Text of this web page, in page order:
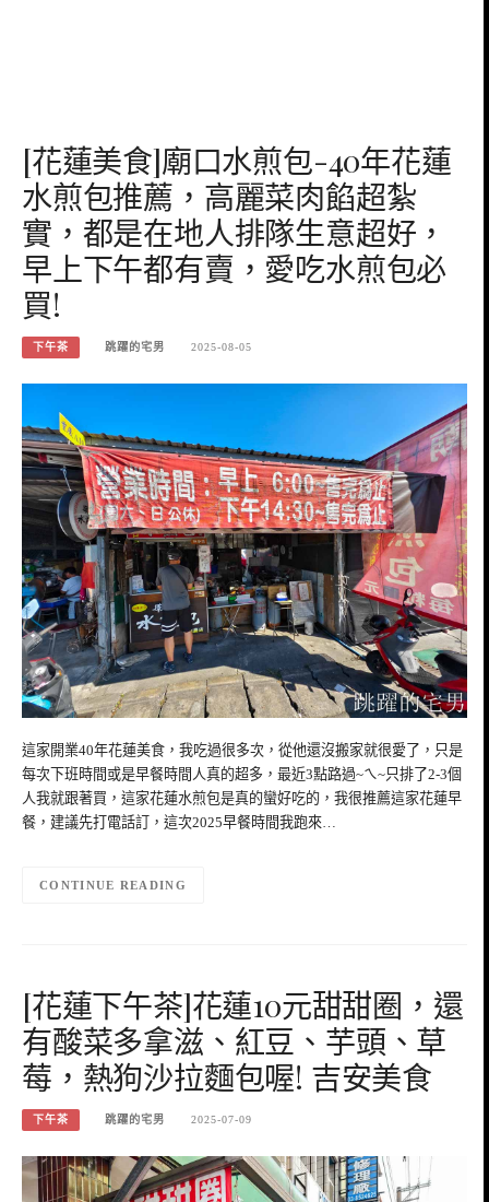
[花蓮美食]廟口水煎包-40年花蓮
水煎包推薦，高麗菜肉餡超紮
實，都是在地人排隊生意超好，
早上下午都有賣，愛吃水煎包必
買!
下午茶 跳躍的宅男 2025-08-05
這家開業40年花蓮美食，我吃過很多次，從他還沒搬家就很愛了，只是
每次下班時間或是早餐時間人真的超多，最近3點路過~ㄟ~只排了2-3個
人我就跟著買，這家花蓮水煎包是真的蠻好吃的，我很推薦這家花蓮早
餐，建議先打電話訂，這次2025早餐時間我跑來…
CONTINUE READING
[花蓮下午茶]花蓮10元甜甜圈，還
有酸菜多拿滋、紅豆、芋頭、草
莓，熱狗沙拉麵包喔! 吉安美食
下午茶 跳躍的宅男 2025-07-09